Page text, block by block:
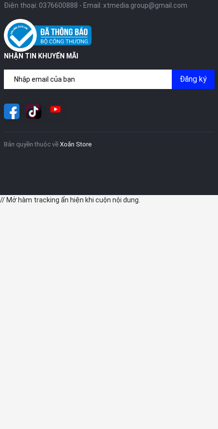
Điện thoại: 0376600888 - Email: xtmedia.group@gmail.com
NHẬN TIN KHUYẾN MÃI
Đăng ký
Bản quyền thuộc về Xoăn Store
// Mở hàm tracking ẩn hiện khi cuộn nội dung.